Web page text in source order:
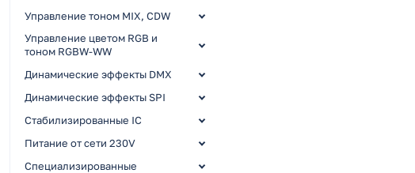
Управление тоном MIX, CDW
Управление цветом RGB и
тоном RGBW-WW
Динамические эффекты DMX
Динамические эффекты SPI
Стабилизированные IC
Питание от сети 230V
Специализированные